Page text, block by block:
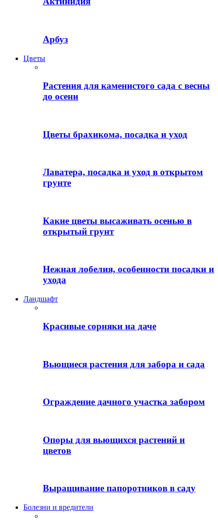
Арбуз
Цветы
Растения для каменистого сада с весны
до осени
Цветы брахикома, посадка и уход
Лаватера, посадка и уход в открытом
грунте
Какие цветы высаживать осенью в
открытый грунт
Нежная лобелия, особенности посадки и
ухода
Ландшафт
Красивые сорняки на даче
Вьющиеся растения для забора и сада
Ограждение дачного участка забором
Опоры для вьющихся растений и
цветов
Выращивание папоротников в саду
Болезни и вредители